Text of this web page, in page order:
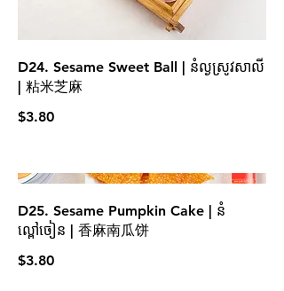
D24. Sesame Sweet Ball | នំល្ងស្រូវសាលី
| 粘米芝麻
$3.80
D25. Sesame Pumpkin Cake | នំ
ល្ពៅចៀន | 香麻南瓜饼
$3.80